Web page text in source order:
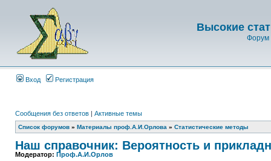
Высокие
Форум
Вход Регистрация
Сообщения без ответов | Активные темы
Список форумов » Материалы проф.А.И.Орлова » Статистические методы
Наш справочник: Вероятность и
Модератор: Проф.А.И.Орлов